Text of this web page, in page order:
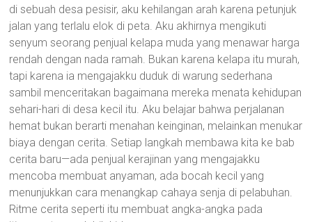
di sebuah desa pesisir, aku kehilangan arah karena petunjuk
jalan yang terlalu elok di peta. Aku akhirnya mengikuti
senyum seorang penjual kelapa muda yang menawar harga
rendah dengan nada ramah. Bukan karena kelapa itu murah,
tapi karena ia mengajakku duduk di warung sederhana
sambil menceritakan bagaimana mereka menata kehidupan
sehari-hari di desa kecil itu. Aku belajar bahwa perjalanan
hemat bukan berarti menahan keinginan, melainkan menukar
biaya dengan cerita. Setiap langkah membawa kita ke bab
cerita baru—ada penjual kerajinan yang mengajakku
mencoba membuat anyaman, ada bocah kecil yang
menunjukkan cara menangkap cahaya senja di pelabuhan.
Ritme cerita seperti itu membuat angka-angka pada